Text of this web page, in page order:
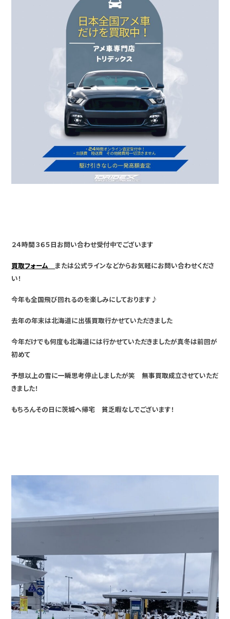
２４時間３６５日お問い合わせ受付中でございます
買取フォーム または公式ラインなどからお気軽にお問い合わせくださ
い！
今年も全国飛び回れるのを楽しみにしております♪
去年の年末は北海道に出張買取行かせていただきました
今年だけでも何度も北海道には行かせていただきましたが真冬は前回が
初めて
予想以上の雪に一瞬思考停止しましたが笑 無事買取成立させていただ
きました！
もちろんその日に茨城へ帰宅 貧乏暇なしでございます！